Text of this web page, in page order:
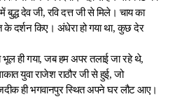
देव जी, रवि दत्त जी से मिले। चाय का
के दर्शन किए। अंधेरा हो गया था, कुछ देर
भूल ही गया, जब हम अपर तलाई जा रहे थे,
युवा राजेश राठौर जी से हुई, जो
ही भगवानपुर स्थित अपने घर लौट आए।